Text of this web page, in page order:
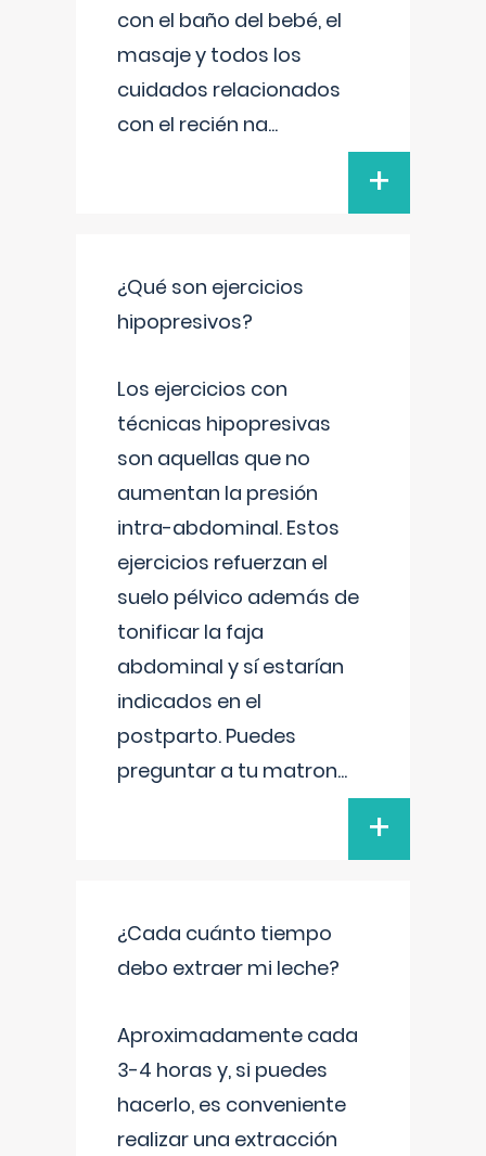
con el baño del bebé, el
masaje y todos los
cuidados relacionados
con el recién na...
+
¿Qué son ejercicios
hipopresivos?
Los ejercicios con
técnicas hipopresivas
son aquellas que no
aumentan la presión
intra-abdominal. Estos
ejercicios refuerzan el
suelo pélvico además de
tonificar la faja
abdominal y sí estarían
indicados en el
postparto. Puedes
preguntar a tu matron...
+
¿Cada cuánto tiempo
debo extraer mi leche?
Aproximadamente cada
3-4 horas y, si puedes
hacerlo, es conveniente
realizar una extracción